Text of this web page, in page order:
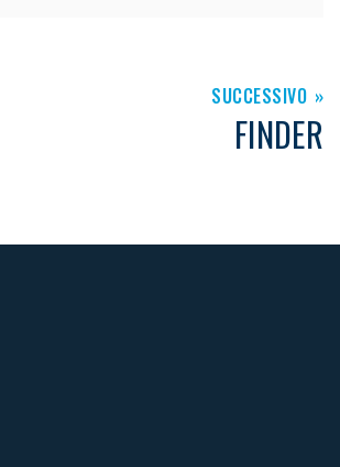
SUCCESSIVO
FINDER